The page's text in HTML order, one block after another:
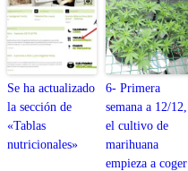
Se ha actualizado
la sección de
«Tablas
nutricionales»
6- Primera
semana a 12/12,
el cultivo de
marihuana
empieza a coger